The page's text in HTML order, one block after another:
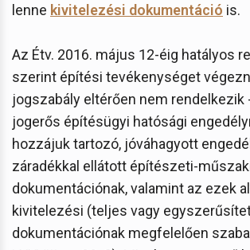
lenne kivitelezési dokumentáció is.
Az Étv. 2016. május 12-éig hatályos
szerint építési tevékenységet
jogszabály eltérően nem rendelkezik
jogerős építésügyi hatósági
hozzájuk tartozó, jóváhagyott
záradékkal ellátott építészeti-
dokumentációnak, valamint az ezek
kivitelezési (teljes vagy
dokumentációnak megfelelően